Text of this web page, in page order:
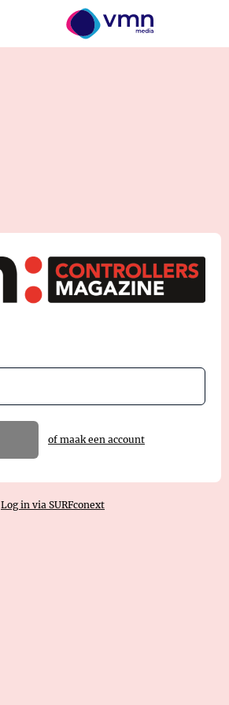
of maak een account
Log in via SURFconext